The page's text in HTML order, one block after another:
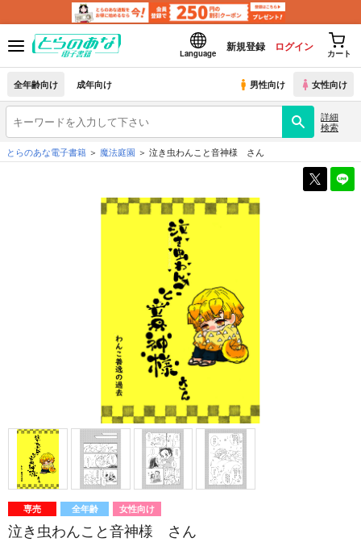
Language
新規登録 ログイン
カート
全年齢向け 成年向け 男性向け 女性向け
詳細
検索
とらのあな電子書籍
魔法庭園 泣き虫わんこと音神様 さん
専売 全年齢 女性向け
泣き虫わんこと音神様 さん